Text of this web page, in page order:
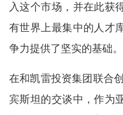
入这个市场，并在此获
有世界上最集中的人才
争力提供了坚实的基础。
在和凯雷投资集团联合
宾斯坦的交谈中，作为